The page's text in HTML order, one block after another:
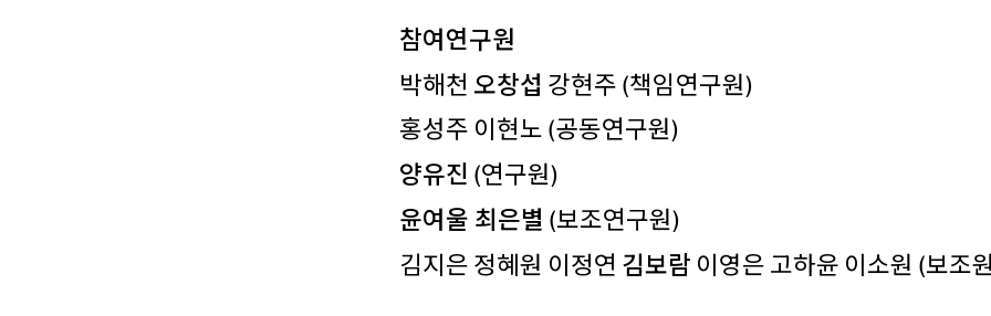
참여연구원
박해천 오창섭 강현주 (책임연구원)
홍성주 이현노 (공동연구원)
양유진 (연구원)
윤여울 최은별 (보조연구원)
김지은 정혜원 이정연 김보람 이영은 고하윤 이소원 (보조